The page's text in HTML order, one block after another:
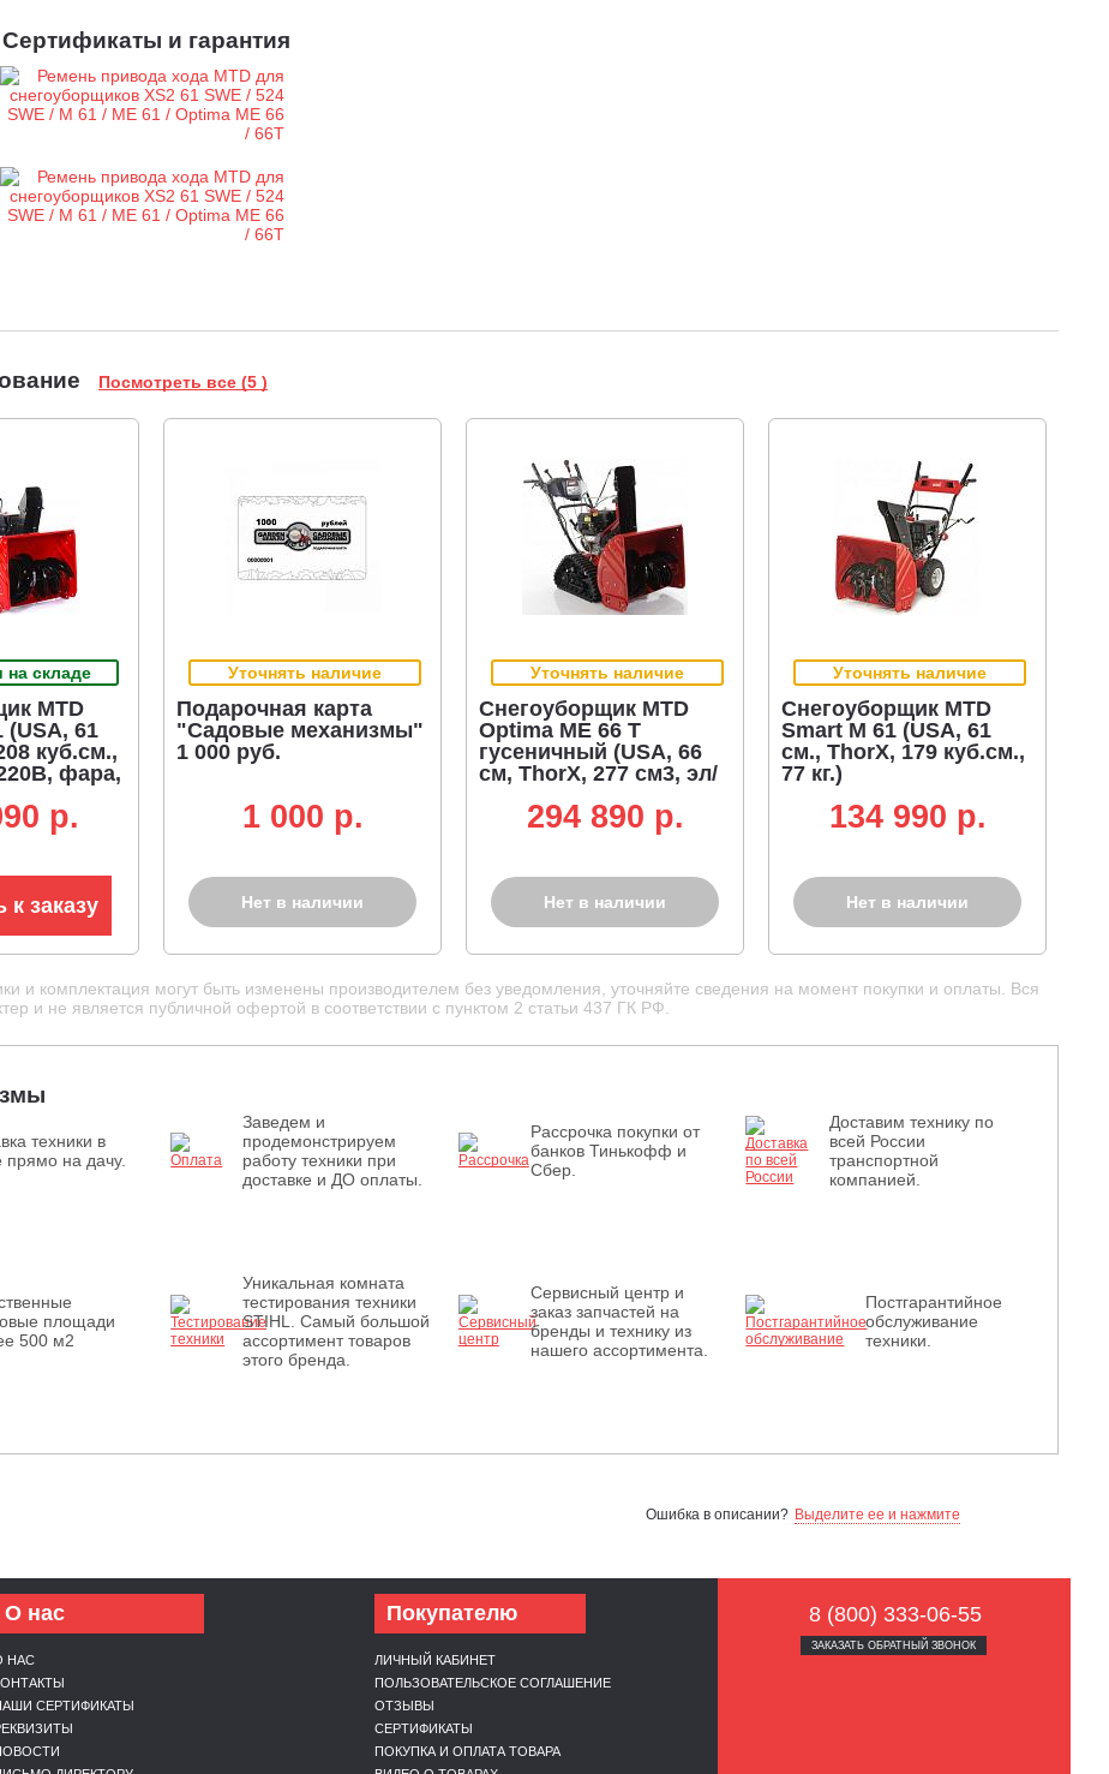
Сертификаты и гарантия
Посмотреть все (5 )
на складе
MTD
(USA, 61
куб.см.,
фара,
p.
к заказу
Уточнять наличие
Подарочная карта
"Садовые механизмы"
1 000 руб.
1 000 p.
Нет в наличии
Уточнять наличие
Снегоуборщик MTD
Optima ME 66 T
гусеничный (USA, 66
см, ThorX, 277 см3, эл/
х угольные гусеницы,
294 890 p.
Нет в наличии
Уточнять наличие
Снегоуборщик MTD
Smart M 61 (USA, 61
см., ThorX, 179 куб.см.,
77 кг.)
134 990 p.
Нет в наличии
и комплектация могут быть изменены производителем без уведомления, уточняйте сведения на момент покупки и оплаты. Вся
и не является публичной офертой в соответствии с пунктом 2 статьи 437 ГК РФ.
техники в
прямо на дачу.
Заведем и
продемонстрируем
работу техники при
доставке и ДО оплаты.
Рассрочка покупки от
банков Тинькофф и
Сбер.
Доставим технику по
всей России
транспортной
компанией.
площади
500 м2
Уникальная комната
тестирования техники
STIHL. Самый большой
ассортимент товаров
этого бренда.
Сервисный центр и
заказ запчастей на
бренды и технику из
нашего ассортимента.
Постгарантийное
обслуживание
техники.
Ошибка в описании? Выделите ее и нажмите
О нас
НАС
СЕРТИФИКАТЫ
Покупателю
ЛИЧНЫЙ КАБИНЕТ
ПОЛЬЗОВАТЕЛЬСКОЕ СОГЛАШЕНИЕ
ОТЗЫВЫ
СЕРТИФИКАТЫ
ПОКУПКА И ОПЛАТА ТОВАРА
8 (800) 333-06-55
ЗАКАЗАТЬ ОБРАТНЫЙ ЗВОНОК